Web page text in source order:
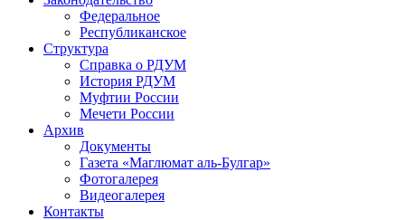
Федеральное
Республиканское
Структура
Справка о РДУМ
История РДУМ
Муфтии России
Мечети России
Архив
Документы
Газета «Маглюмат аль-Булгар»
Фотогалерея
Видеогалерея
Контакты